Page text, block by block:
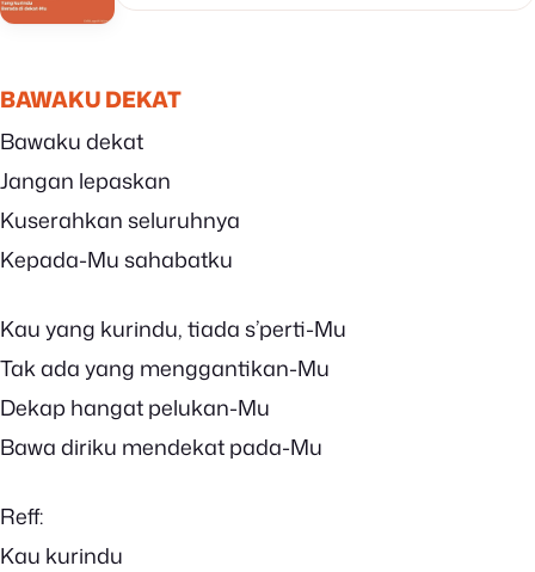
BAWAKU DEKAT
Bawaku dekat
Jangan lepaskan
Kuserahkan seluruhnya
Kepada-Mu sahabatku
Kau yang kurindu, tiada s’perti-Mu
Tak ada yang menggantikan-Mu
Dekap hangat pelukan-Mu
Bawa diriku mendekat pada-Mu
Reff:
Kau kurindu